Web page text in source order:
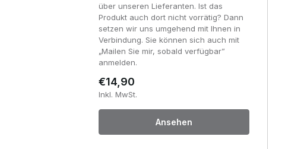
über unseren Lieferanten. Ist das
Produkt auch dort nicht vorrätig? Dann
setzen wir uns umgehend mit Ihnen in
Verbindung. Sie können sich auch mit
„Mailen Sie mir, sobald verfügbar”
anmelden.
€14,90
Inkl. MwSt.
Ansehen